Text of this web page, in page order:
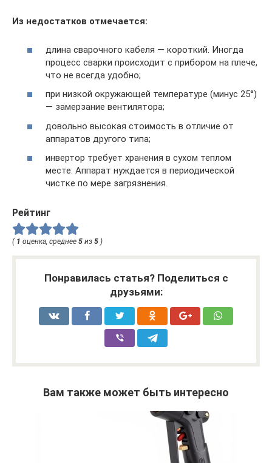
Из недостатков отмечается:
длина сварочного кабеля — короткий. Иногда
процесс сварки происходит с прибором на плече,
что не всегда удобно;
при низкой окружающей температуре (минус 25°)
— замерзание вентилятора;
довольно высокая стоимость в отличие от
аппаратов другого типа;
инвертор требует хранения в сухом теплом
месте. Аппарат нуждается в периодической
чистке по мере загрязнения.
Рейтинг
( 1 оценка, среднее 5 из 5 )
Понравилась статья? Поделиться с
друзьями:
Вам также может быть интересно